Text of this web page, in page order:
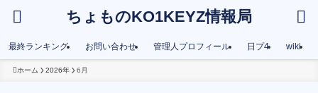
ちょものKO1KEYZ情報局
最終ランキング お問い合わせ 管理人プロフィール 日プ4 wiki
ホーム 2026年 6月